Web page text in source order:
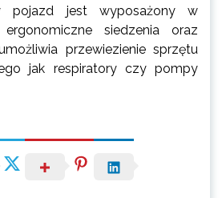
pojazd jest wyposażony w
siedzenia oraz
przewiezienie sprzętu
jak respiratory czy pompy